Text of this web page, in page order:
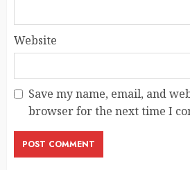
Website
Save my name, email, and
browser for the next time I